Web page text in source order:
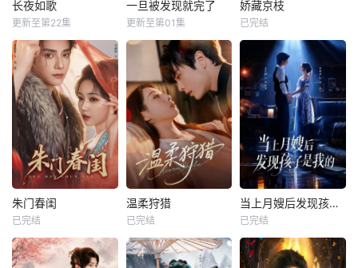
长夜如歌
更新至第22集
一旦被发现就完了
更新至第01集
娇藏京枝
已完结
朱门春闺
已完结
温柔狩猎
已完结
当上月嫂后发现孩子是我的
已完结